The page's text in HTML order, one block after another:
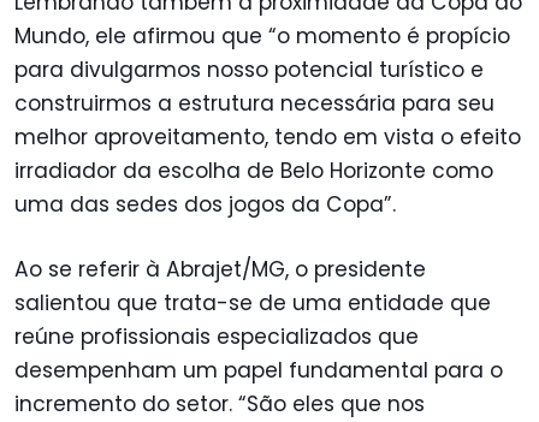
Mundo, ele afirmou que “o momento é propício
para divulgarmos nosso potencial turístico e
construirmos a estrutura necessária para seu
melhor aproveitamento, tendo em vista o efeito
irradiador da escolha de Belo Horizonte como
uma das sedes dos jogos da Copa”.
Ao se referir à Abrajet/MG, o presidente
salientou que trata-se de uma entidade que
reúne profissionais especializados que
desempenham um papel fundamental para o
incremento do setor. “São eles que nos